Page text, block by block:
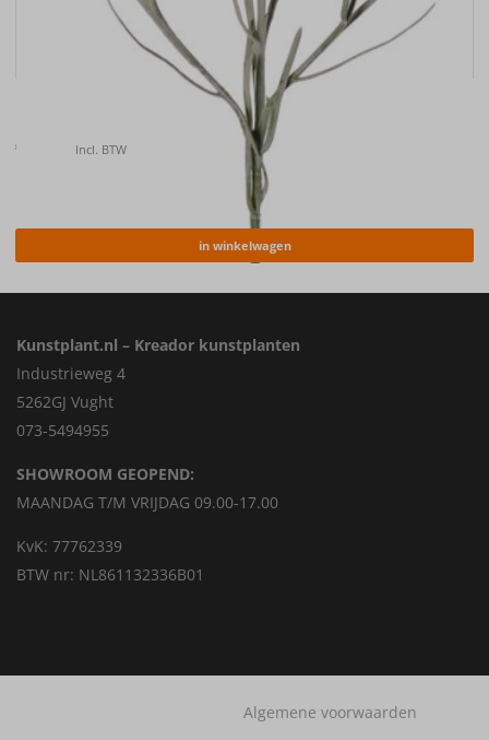
Kunstbloem Korenbloem (Centaurea cyanus) , 66cm
€ Incl. BTW
in winkelwagen
Kunstplant.nl – Kreador kunstplanten
Industrieweg 4
5262GJ Vught
073-5494955
SHOWROOM GEOPEND:
MAANDAG T/M VRIJDAG 09.00-17.00
KvK: 77762339
BTW nr: NL861132336B01
Algemene voorwaarden